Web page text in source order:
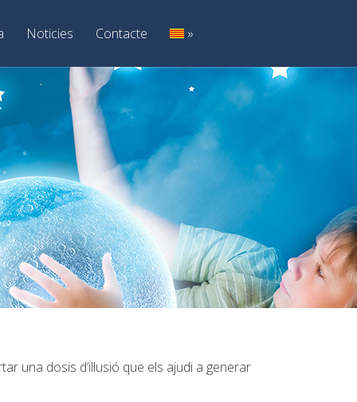
Noticies Contacte »
una dosis d’il·lusió que els ajudi a generar